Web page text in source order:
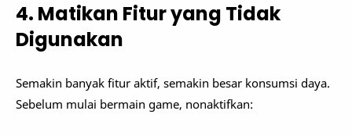
4. Matikan Fitur yang Tidak
Digunakan
Semakin banyak fitur aktif, semakin besar konsumsi daya.
Sebelum mulai bermain game, nonaktifkan: